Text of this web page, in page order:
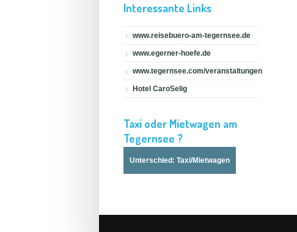
Interessante Links
www.reisebuero-am-tegernsee.de
www.egerner-hoefe.de
www.tegernsee.com/veranstaltungen
Hotel CaroSelig
Taxi oder Mietwagen am
Tegernsee ?
Unterschied: Taxi/Mietwagen